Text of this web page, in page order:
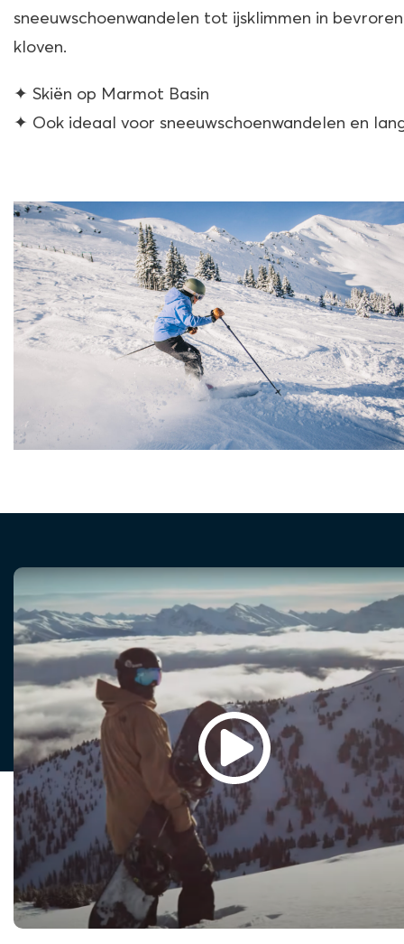
sneeuwschoenwandelen tot ijsklimmen in bevroren
kloven.
✦ Skiën op Marmot Basin
✦ Ook ideaal voor sneeuwschoenwandelen en